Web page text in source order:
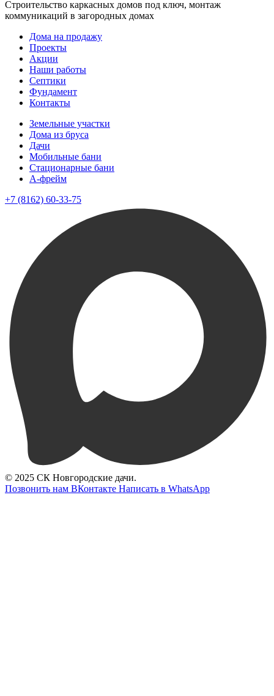
Строительство каркасных домов под ключ, монтаж
коммуникаций в загородных домах
Дома на продажу
Проекты
Акции
Наши работы
Септики
Фундамент
Контакты
Земельные участки
Дома из бруса
Дачи
Мобильные бани
Стационарные бани
A-фрейм
+7 (8162) 60-33-75
© 2025 СК Новгородские дачи.
Позвонить нам ВКонтакте Написать в WhatsApp